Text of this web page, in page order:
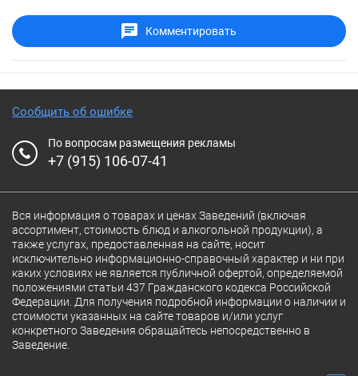
Комментировать
Сообщить об ошибке
По вопросам размещения рекламы
+7 (915) 106-07-41
Вся информация о товарах и ценах Заведений (включая
ассортимент, стоимость блюд и алкогольной продукции), а
также услугах, предоставленная на сайте, носит
исключительно информационно-справочный характер и ни при
каких условиях не является публичной офертой, определяемой
положениями статьи 437 Гражданского кодекса Российской
Федерации. Для получения подробной информации о наличии и
стоимости указанных на сайте товаров и/или услуг
конкретного Заведения обращайтесь непосредственно в
Заведение.